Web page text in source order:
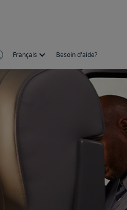
Français Besoin d'aide?